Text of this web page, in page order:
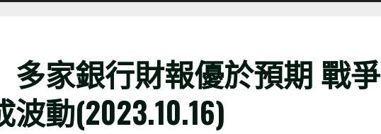
多家銀行財報優於預期 戰爭
動(2023.10.16)